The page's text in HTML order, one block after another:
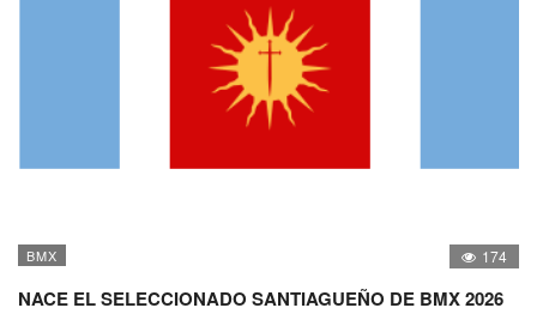
BMX 174
NACE EL SELECCIONADO SANTIAGUEÑO DE BMX 2026